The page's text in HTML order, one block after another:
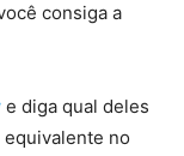
consiga a
e diga qual deles
no